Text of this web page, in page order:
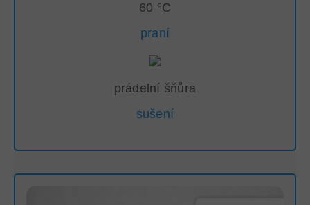
60 °C
praní
prádelní šňůra
sušení